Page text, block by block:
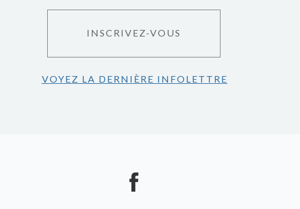
INSCRIVEZ-VOUS
VOYEZ LA DERNIÈRE INFOLETTRE